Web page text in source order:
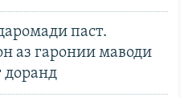
паст.
аз гаронии маводи
доранд